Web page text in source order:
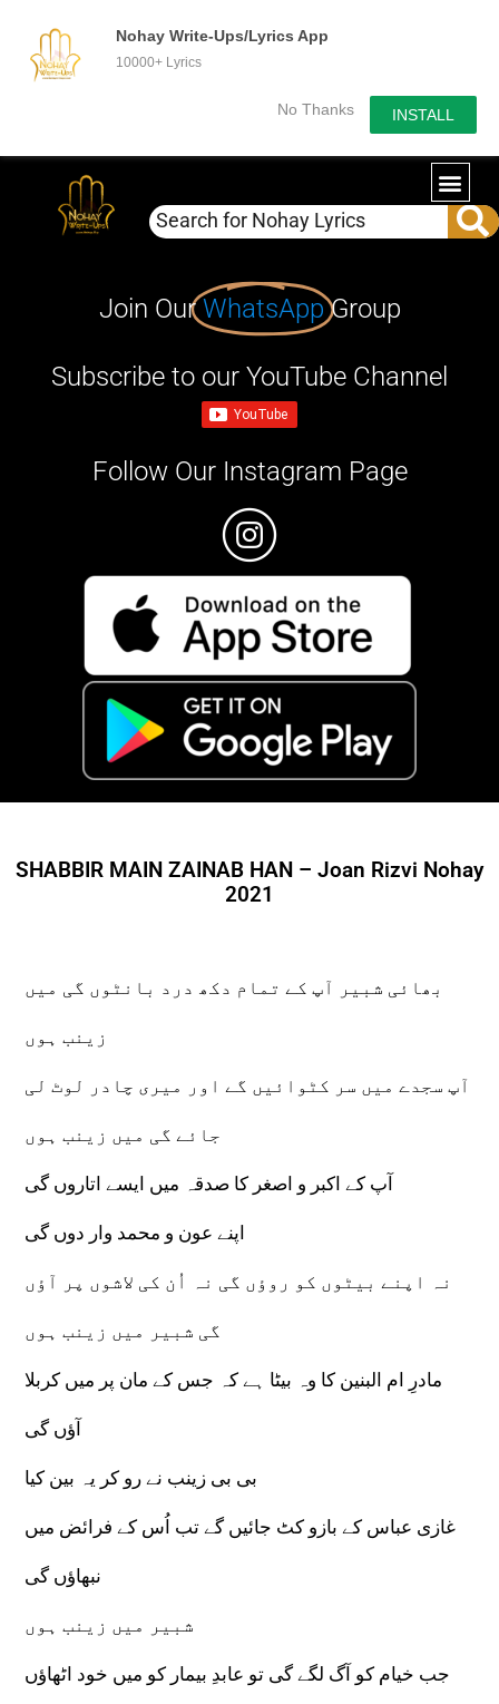
Nohay Write-Ups/Lyrics App
10000+ Lyrics
No Thanks INSTALL
Join OurWhatsApp Group
Subscribe to our YouTube Channel
Follow Our Instagram Page
SHABBIR MAIN ZAINAB HAN – Joan Rizvi Nohay
2021
بھائی شبیر آپ کے تمام دکھ درد بانٹوں گی میں
زینب ہوں
آپ سجدے میں سر کٹوائیں گے اور میری چادر لوٹ لی
جائے گی میں زینب ہوں
آپ کے اکبر و اصغر کا صدقہ میں ایسے اتاروں گی
اپنے عون و محمد وار دوں گی
نہ اپنے بیٹوں کو روؤں گی نہ اُن کی لاشوں پر آؤں
گی شبیر میں زینب ہوں
مادرِ ام البنین کا وہ بیٹا ہے کہ جس کے مان پر میں کربلا
آؤں گی
بی بی زینب نے رو کر یہ بین کیا
غازی عباس کے بازو کٹ جائیں گے تب اُس کے فرائض میں
نبھاؤں گی
شبیر میں زینب ہوں
جب خیام کو آگ لگے گی تو عابدِ بیمار کو میں خود اٹھاؤں